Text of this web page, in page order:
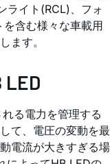
ライト(RCL)、フォ
含む様々な車載用
ます。
る電力を管理する
て、電圧の変動を最
電流が大きすぎる場